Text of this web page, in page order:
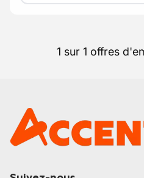
1 sur 1 offres